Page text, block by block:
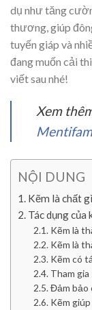
dụ như tăng
thương, giúp
tuyến giáp và
đang muốn cải
viết sau nhé!
Xem
NỘI DUNG
Kẽm là chất
Tác dụng
Kẽm là
Kẽm là
Kẽm có
Tham
Đảm bảo
Kẽm